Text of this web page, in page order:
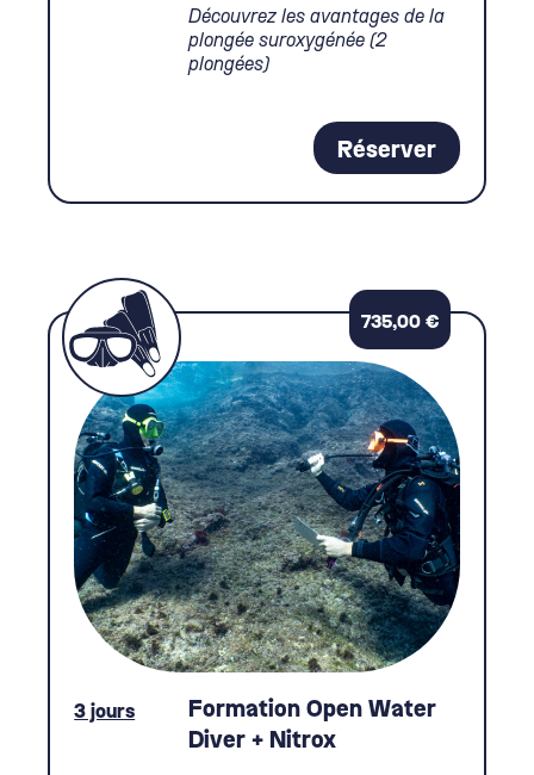
Découvrez les avantages de la
plongée suroxygénée (2
plongées)
Réserver
735,00 €
3 jours
Formation Open Water
Diver + Nitrox